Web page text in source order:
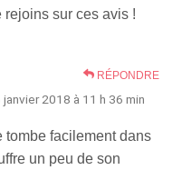
rejoins sur ces avis !
RÉPONDRE
janvier 2018 à 11 h 36 min
tombe facilement dans
un peu de son